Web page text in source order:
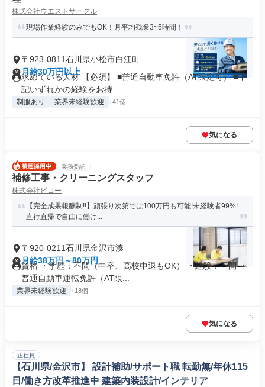
株式会社ウエストサークル
現場作業経験のみでもOK！月平均残業3~5時間！
〒923-0811石川県小松市白江町
月給30万円以上
求めている人材 【必須】 ■普通自動車免許（AT限定可） ■下
記いずれかの経験をお持...
制服あり 業界未経験歓迎 +41個
気になる
業務委託
補修工事・クリーニングスタッフ
株式会社ビコー
【完全成果報酬制!!】頑張り次第では100万円も可能!未経験者99%!
直行直帰で自由に働け...
〒920-0211石川県金沢市湊
月給38万円～80万円
資格 ・学歴：不問（中卒、高校中退もOK） ・経験：不問 ・
普通自動車運転免許（AT限...
業界未経験歓迎 +18個
気になる
正社員
【石川県/金沢市】 設計補助/サポート職 転勤無/年休115
日/働き方改革推進中 建築内装設計/インテリア